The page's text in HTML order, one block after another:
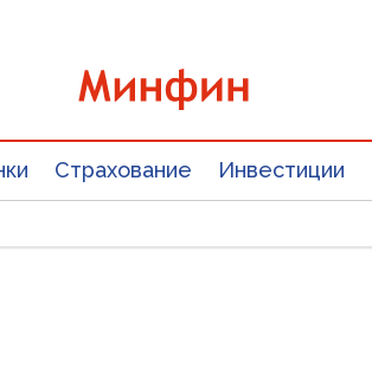
Страхование Инвестиции